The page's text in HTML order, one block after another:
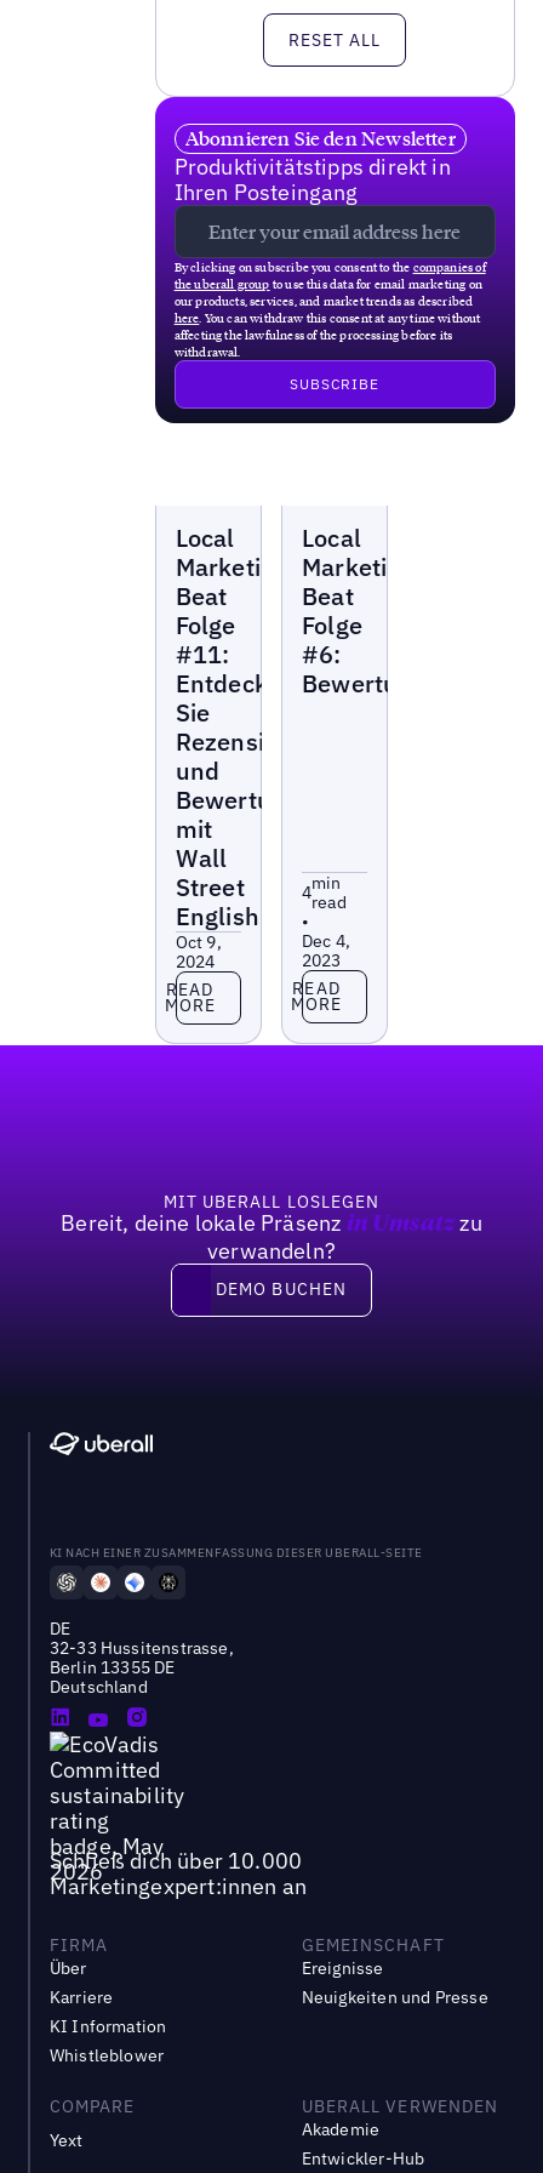
RESET ALL
Abonnieren Sie den Newsletter
Produktivitätstipps direkt in
Ihren Posteingang
By clicking on subscribe you consent to the companies of
the uberall group to use this data for email marketing on
our products, services, and market trends as described
here . You can withdraw this consent at any time without
affecting the lawfulness of the processing before its
withdrawal.
Marketing
Beat
Local
Marketing
Beat
Folge
#11:
Entdecken
Sie
Rezensionen
und
Bewertungen
mit
Wall
Street
English
Oct 9,
2024
Read more
READ
MORE
Marketing
Beat
Local
Marketing
Beat
Folge
#6:
4min
read
•
Dec 4,
2023
Read more
READ
MORE
MIT UBERALL LOSLEGEN
Bereit, deine lokale Präsenz in Umsatzzu
verwandeln?
DEMO BUCHEN
DEMO BUCHEN
KI NACH EINER ZUSAMMENFASSUNG DIESER UBERALL-SEITE
DE
32-33 Hussitenstrasse,
Berlin 13355 DE
Deutschland
Schließ dich über 10.000
Marketingexpert:innen an
FIRMA
Über
Karriere
KI Information
Whistleblower
GEMEINSCHAFT
Ereignisse
Neuigkeiten und Presse
COMPARE
Yext
UBERALL VERWENDEN
Akademie
Entwickler-Hub